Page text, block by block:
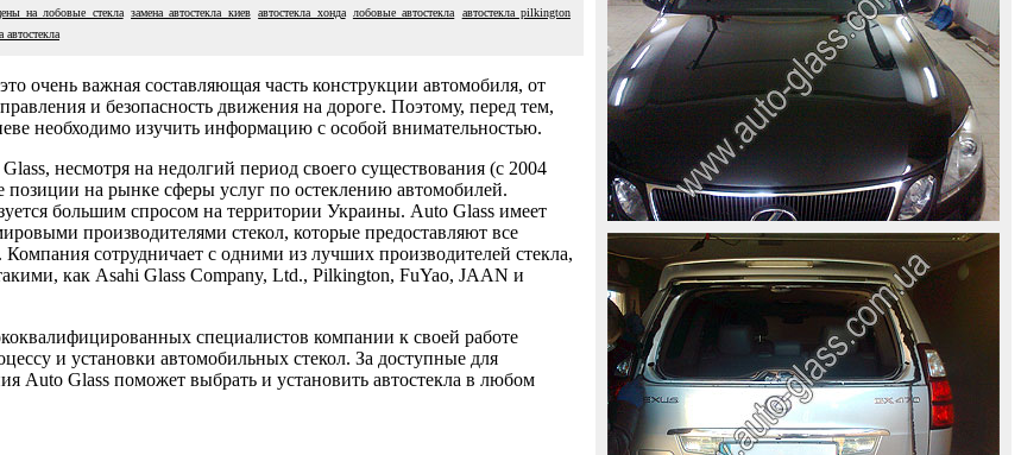
на лобовые стекла замена автостекла киев автостекла хонда лобовые автостекла
автостекла pilkington
автостекла
очень важная составляющая часть конструкции автомобиля, от
и безопасность движения на дороге. Поэтому, перед тем,
необходимо изучить информацию с особой внимательностью.
несмотря на недолгий период своего существования (с 2004
позиции на рынке сферы услуг по остеклению автомобилей.
большим спросом на территории Украины. Auto Glass имеет
производителями стекол, которые предоставляют все
сотрудничает с одними из лучших производителей стекла,
как Asahi Glass Company, Ltd., Pilkington, FuYao, JAAN и
специалистов компании к своей работе
и установки автомобильных стекол. За доступные для
Auto Glass поможет выбрать и установить автостекла в любом